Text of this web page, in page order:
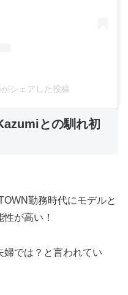
シェアした投稿
との馴れ初
勤務時代にモデルと
が高い！
婦では？と言われてい